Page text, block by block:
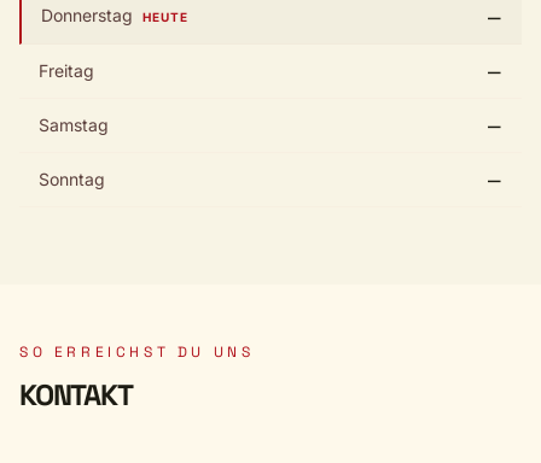
Donnerstag HEUTE —
Freitag —
Samstag —
Sonntag —
SO ERREICHST DU UNS
KONTAKT